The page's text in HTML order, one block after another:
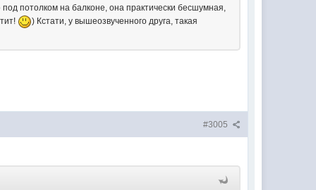
потолком на балконе, она практически бесшумная,
) Кстати, у вышеозвученного друга, такая
#3005